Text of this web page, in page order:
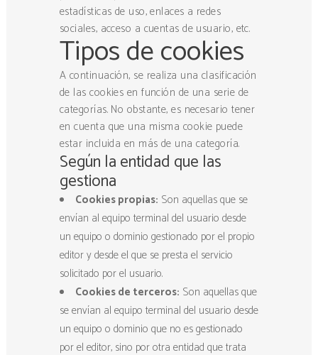
estadísticas de uso, enlaces a redes
sociales, acceso a cuentas de usuario, etc.
Tipos de cookies
A continuación, se realiza una clasificación
de las cookies en función de una serie de
categorías. No obstante, es necesario tener
en cuenta que una misma cookie puede
estar incluida en más de una categoría.
Según la entidad que las
gestiona
Cookies propias: Son aquellas que se
envían al equipo terminal del usuario desde
un equipo o dominio gestionado por el propio
editor y desde el que se presta el servicio
solicitado por el usuario.
Cookies de terceros: Son aquellas que
se envían al equipo terminal del usuario desde
un equipo o dominio que no es gestionado
por el editor, sino por otra entidad que trata